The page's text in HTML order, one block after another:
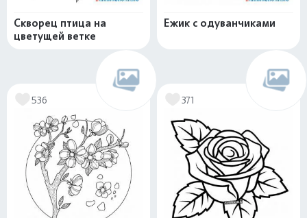
Скворец птица на
цветущей ветке
Ежик с одуванчиками
536 371